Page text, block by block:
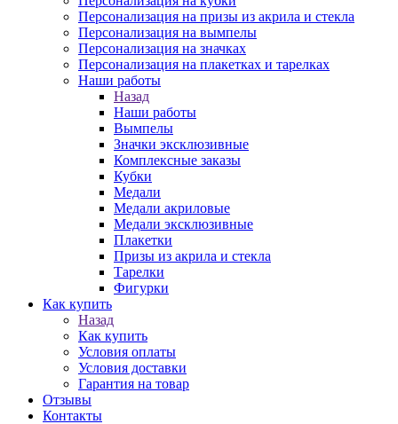
Персонализация на призы из акрила и стекла
Персонализация на вымпелы
Персонализация на значках
Персонализация на плакетках и тарелках
Наши работы
Назад
Наши работы
Вымпелы
Значки эксклюзивные
Комплексные заказы
Кубки
Медали
Медали акриловые
Медали эксклюзивные
Плакетки
Призы из акрила и стекла
Тарелки
Фигурки
Как купить
Назад
Как купить
Условия оплаты
Условия доставки
Гарантия на товар
Отзывы
Контакты